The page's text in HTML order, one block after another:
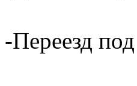
-Переезд